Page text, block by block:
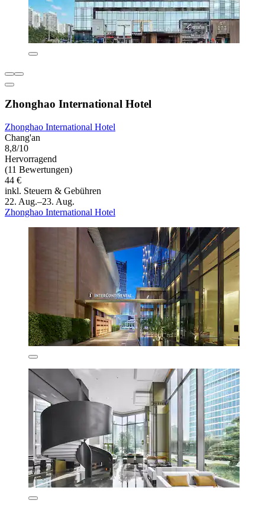
Zhonghao International Hotel
Zhonghao International Hotel
Chang'an
8,8/10
Hervorragend
(11 Bewertungen)
44 €
inkl. Steuern & Gebühren
22. Aug.–23. Aug.
Zhonghao International Hotel